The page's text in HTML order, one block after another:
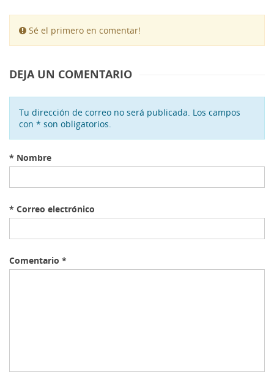
Sé el primero en comentar!
DEJA UN COMENTARIO
Tu dirección de correo no será publicada. Los campos
con * son obligatorios.
* Nombre
* Correo electrónico
Comentario *